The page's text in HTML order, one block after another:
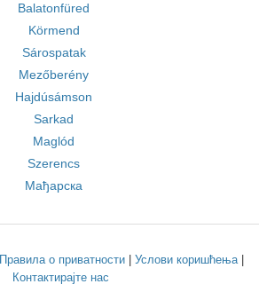
Balatonfüred
Körmend
Sárospatak
Mezőberény
Hajdúsámson
Sarkad
Maglód
Szerencs
Мађарска
Правила о приватности Услови коришћења|
Контактирајте нас